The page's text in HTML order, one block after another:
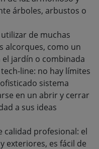
árboles, arbustos o
de muchas
alcorques, como un
jardín o combinada
line: no hay límites
sistema
en un abrir y cerrar
a sus ideas
calidad profesional: el
exteriores, es fácil de